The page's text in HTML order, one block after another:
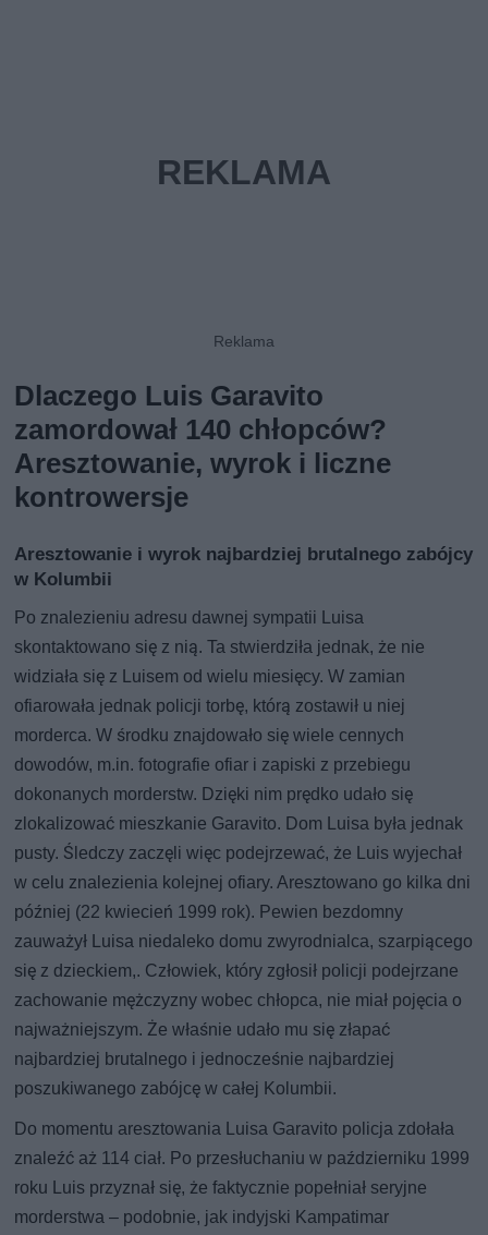
Dlaczego Luis Garavito
zamordował 140 chłopców?
Aresztowanie, wyrok i liczne
kontrowersje
Aresztowanie i wyrok najbardziej brutalnego zabójcy
w Kolumbii
Po znalezieniu adresu dawnej sympatii Luisa
skontaktowano się z nią. Ta stwierdziła jednak, że nie
widziała się z Luisem od wielu miesięcy. W zamian
ofiarowała jednak policji torbę, którą zostawił u niej
morderca. W środku znajdowało się wiele cennych
dowodów, m.in. fotografie ofiar i zapiski z przebiegu
dokonanych morderstw. Dzięki nim prędko udało się
zlokalizować mieszkanie Garavito. Dom Luisa była jednak
pusty. Śledczy zaczęli więc podejrzewać, że Luis wyjechał
w celu znalezienia kolejnej ofiary. Aresztowano go kilka dni
później (22 kwiecień 1999 rok). Pewien bezdomny
zauważył Luisa niedaleko domu zwyrodnialca, szarpiącego
się z dzieckiem,. Człowiek, który zgłosił policji podejrzane
zachowanie mężczyzny wobec chłopca, nie miał pojęcia o
najważniejszym. Że właśnie udało mu się złapać
najbardziej brutalnego i jednocześnie najbardziej
poszukiwanego zabójcę w całej Kolumbii.
Do momentu aresztowania Luisa Garavito policja zdołała
znaleźć aż 114 ciał. Po przesłuchaniu w październiku 1999
roku Luis przyznał się, że faktycznie popełniał seryjne
morderstwa – podobnie, jak indyjski Kampatimar